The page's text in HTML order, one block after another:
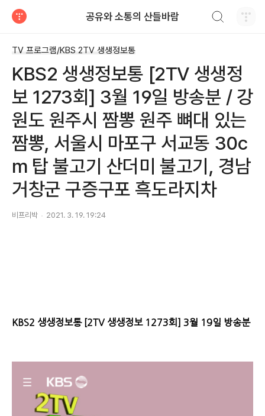
공유와 소통의 산들바람
TV 프로그램/KBS 2TV 생생정보통
KBS2 생생정보통 [2TV 생생정
보 1273회] 3월 19일 방송분 / 강
원도 원주시 짬뽕 원주 뼈대 있는
짬뽕, 서울시 마포구 서교동 30c
m 탑 불고기 산더미 불고기, 경남
거창군 구증구포 흑도라지차
비프리박 2021. 3. 19. 19:24
KBS2 생생정보통 [2TV 생생정보 1273회] 3월 19일 방송분